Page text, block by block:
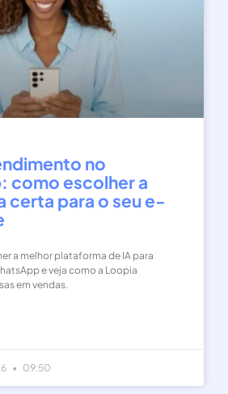
no
como escolher a
certa para o seu e-
a melhor plataforma de IA para
e veja como a Loopia
em vendas.
09:50